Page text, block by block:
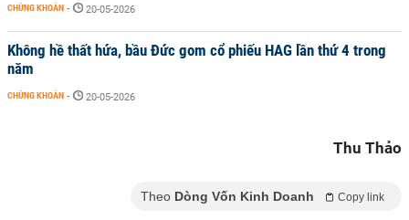
CHỨNG KHOÁN - 20-05-2026
Không hề thất hứa, bầu Đức gom cổ phiếu HAG lần thứ 4 trong
năm
CHỨNG KHOÁN - 20-05-2026
Thu Thảo
Theo Dòng Vốn Kinh Doanh Copy link